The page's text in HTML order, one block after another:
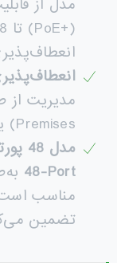
Premises) یا مانیتورینگ ابری را فراهم می‌کند.
مدل 48 پورتی
48-Port
مناسب است
تضمین